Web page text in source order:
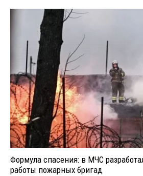
Формула спасения: в МЧС
работы пожарных бригад